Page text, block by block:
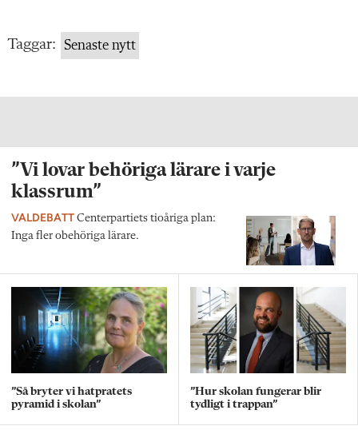
Taggar: Senaste nytt
”Vi lovar behöriga lärare i varje
klassrum”
VALDEBATT Centerpartiets tioåriga plan:
Inga fler obehöriga lärare.
”Så bryter vi hatpratets
pyramid i skolan”
”Hur skolan fungerar blir
tydligt i trappan”